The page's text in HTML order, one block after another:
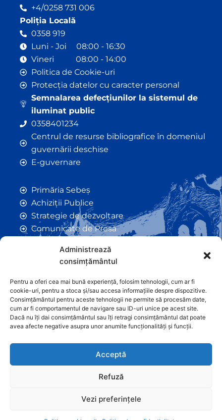
Administrează
consimțământul
Pentru a oferi cea mai bună experiență, folosim tehnologii, cum ar fi
cookie-uri, pentru a stoca și/sau accesa informațiile despre dispozitive.
Consimțământul pentru aceste tehnologii ne permite să procesăm date,
cum ar fi comportamentul de navigare sau ID-uri unice pe acest site.
Dacă nu îți dai consimțământul sau îți retragi consimțământul dat poate
avea afecte negative asupra unor anumite funcționalități și funcții.
Acceptă
Refuză
Vezi preferințele
+4/0258 731 006
Poliția Locală
0358 919
Luni - Joi 08:00 - 16:30
Vineri 08:00 - 14:00
Politica de Cookie-uri
Protecția datelor cu caracter personal
Semnalarea defecțiunilor la sistemul de
iluminat public
0358401234
Centrul de resurse bibliografice în domeniul
guvernării deschise
E-guvernare
Primăria Sebeș
Achiziții Publice
Strategie de dezvoltare
Comunicate de Presă
Anunțuri
Hotarâri de Consiliu
Certificate de Urbanism
Autorizații de Construcții
Orașe Înfrățite
Contact
Graficã și dezvoltare website